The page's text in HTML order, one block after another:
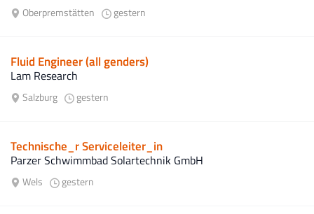
Oberpremstätten gestern
Fluid Engineer (all genders)
Lam Research
Salzburg gestern
Technische_r Serviceleiter_in
Parzer Schwimmbad Solartechnik GmbH
Wels gestern